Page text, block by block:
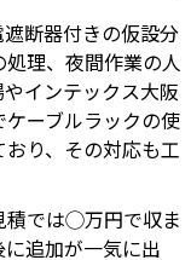
断器付きの仮設分
理、夜間作業の人
インテックス大阪
ーブルラックの使
り、その対応も工
積では◯万円で収ま
追加が一気に出